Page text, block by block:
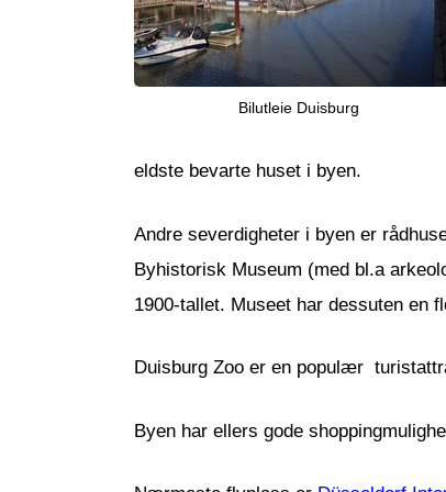
Bilutleie Duisburg
eldste bevarte huset i byen.
Andre severdigheter i byen er
Byhistorisk Museum (med bl.a
1900-tallet. Museet har dessuten en
Duisburg Zoo er en populær
Byen har ellers gode